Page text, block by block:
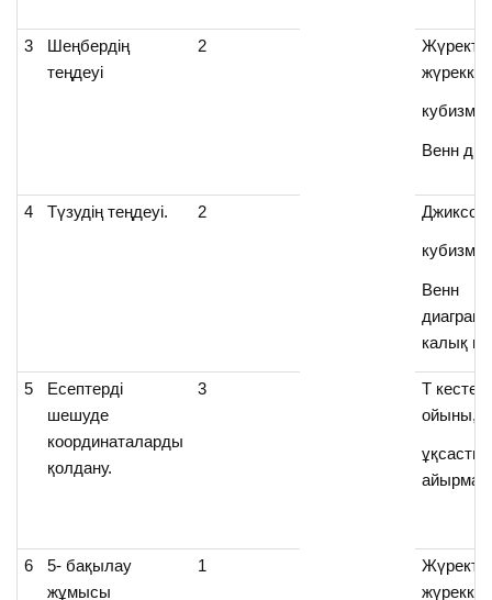
3
Шеңбердің
теңдеуі
2
кубизм,
Венн
4 Түзудің теңдеуі. 2
кубизм,
Венн
калық
5
Есептерді
шешуде
координаталарды
қолдану.
3
Т
ойыны,
6
5- бақылау
жұмысы
1